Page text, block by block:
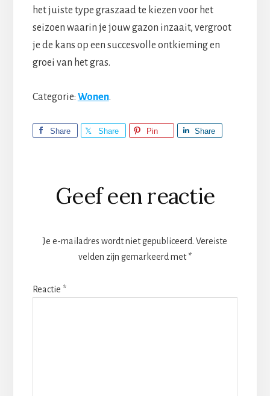
het juiste type graszaad te kiezen voor het
seizoen waarin je jouw gazon inzaait, vergroot
je de kans op een succesvolle ontkieming en
groei van het gras.
Categorie: Wonen.
Share Share Pin Share
Lees
Interacties
Geef een reactie
Je e-mailadres wordt niet gepubliceerd. Vereiste
velden zijn gemarkeerd met*
Reactie *